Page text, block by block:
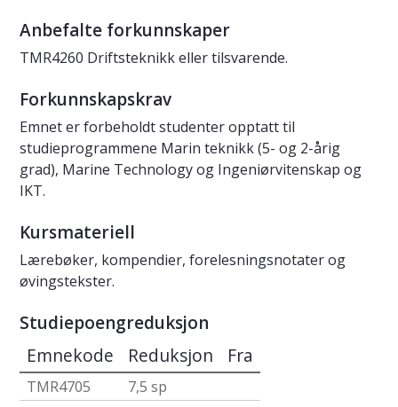
Anbefalte forkunnskaper
TMR4260 Driftsteknikk eller tilsvarende.
Forkunnskapskrav
Emnet er forbeholdt studenter opptatt til
studieprogrammene Marin teknikk (5- og 2-årig
grad), Marine Technology og Ingeniørvitenskap og
IKT.
Kursmateriell
Lærebøker, kompendier, forelesningsnotater og
øvingstekster.
Studiepoengreduksjon
Emnekode Reduksjon Fra
TMR4705
7,5 sp